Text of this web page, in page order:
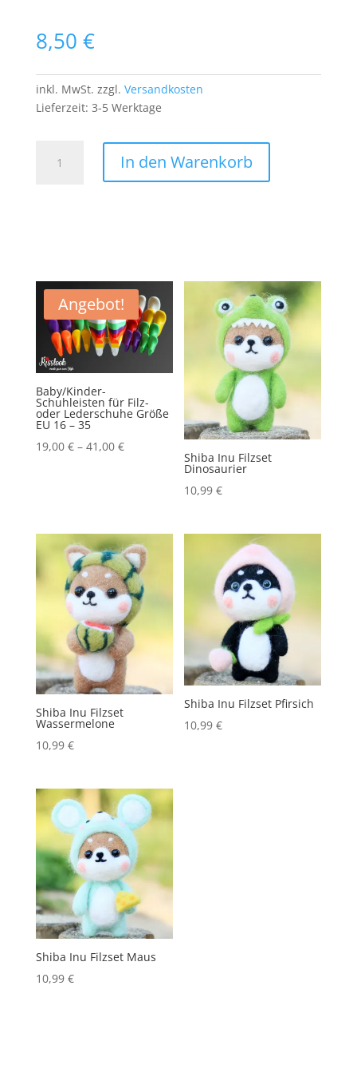
8,50 €
inkl. MwSt. zzgl. Versandkosten
Lieferzeit: 3-5 Werktage
Cleveland
Baseball
Team
US
Sport
Menge
In den Warenkorb
Angebot!
Baby/Kinder-
Schuhleisten für Filz-
oder Lederschuhe Größe
EU 16 – 35
19,00 €– 41,00 €
Shiba Inu Filzset
Dinosaurier
10,99€
Shiba Inu Filzset
Wassermelone
10,99 €
Shiba Inu Filzset Pfirsich
10,99€
Shiba Inu Filzset Maus
10,99 €